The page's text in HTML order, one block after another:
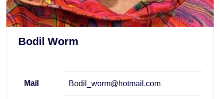
Bodil Worm
Mail Bodil_worm@hotmail.com